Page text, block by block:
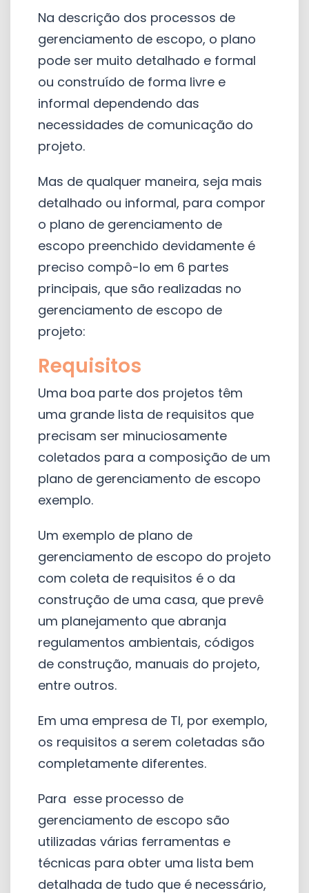
Na descrição dos processos de
gerenciamento de escopo, o plano
pode ser muito detalhado e formal
ou construído de forma livre e
informal dependendo das
necessidades de comunicação do
projeto.
Mas de qualquer maneira, seja mais
detalhado ou informal, para compor
o plano de gerenciamento de
escopo preenchido devidamente é
preciso compô-lo em 6 partes
principais, que são realizadas no
gerenciamento de escopo de
projeto:
Requisitos
Uma boa parte dos projetos têm
uma grande lista de requisitos que
precisam ser minuciosamente
coletados para a composição de um
plano de gerenciamento de escopo
exemplo.
Um exemplo de plano de
gerenciamento de escopo do projeto
com coleta de requisitos é o da
construção de uma casa, que prevê
um planejamento que abranja
regulamentos ambientais, códigos
de construção, manuais do projeto,
entre outros.
Em uma empresa de TI, por exemplo,
os requisitos a serem coletadas são
completamente diferentes.
Para esse processo de
gerenciamento de escopo são
utilizadas várias ferramentas e
técnicas para obter uma lista bem
detalhada de tudo que é necessário,